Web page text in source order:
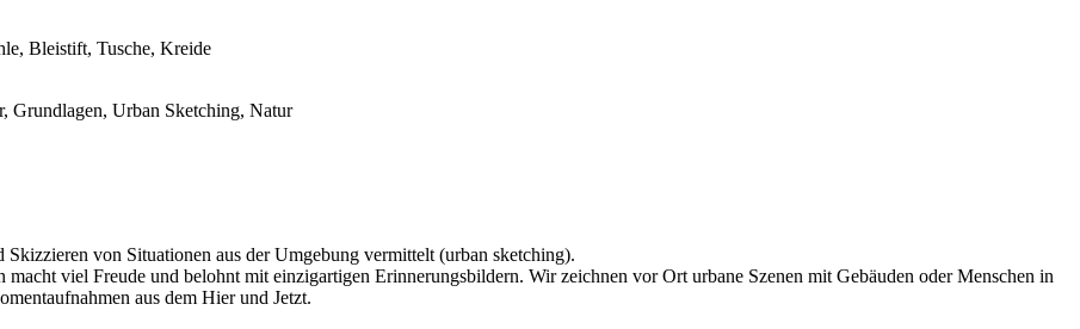
Bleistift, Tusche, Kreide
Grundlagen, Urban Sketching, Natur
von Situationen aus der Umgebung vermittelt (urban sketching).
viel Freude und belohnt mit einzigartigen Erinnerungsbildern. Wir zeichnen vor Ort urbane Szenen mit Gebäuden oder Menschen in
aus dem Hier und Jetzt.